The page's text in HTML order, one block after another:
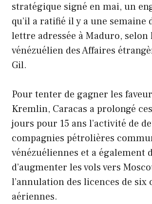
stratégique signé en mai, un
qu’il a ratifié il y a une semaine
lettre adressée à Maduro,
vénézuélien des Affaires
Gil.
Pour tenter de gagner les
Kremlin, Caracas a prolongé
jours pour 15 ans l’activité de
compagnies pétrolières
vénézuéliennes et a également
d’augmenter les vols vers
l’annulation des licences de six
aériennes.